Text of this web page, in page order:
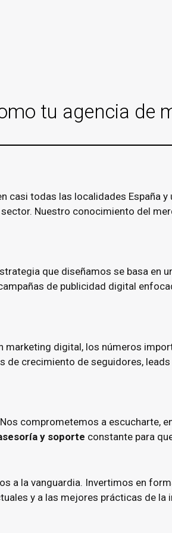
tu agencia de
casi todas las localidades España
Nuestro conocimiento del
que diseñamos se basa en
de publicidad digital
digital, los números
de crecimiento de seguidores,
comprometemos a escucharte,
y soporte constante para
a la vanguardia. Invertimos en
y a las mejores prácticas de la